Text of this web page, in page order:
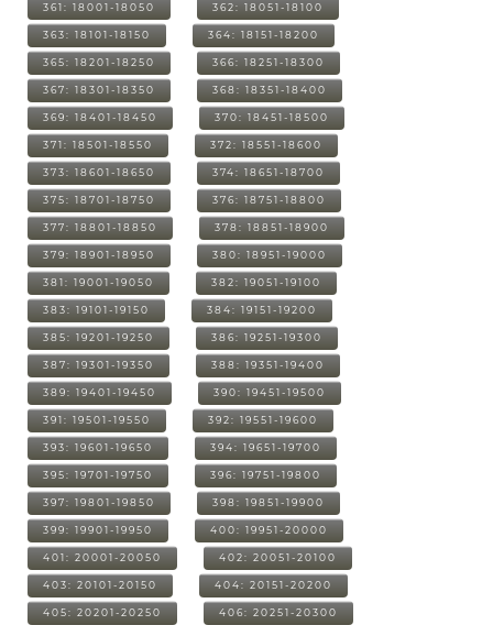
361: 18001-18050 362: 18051-18100
363: 18101-18150 364: 18151-18200
365: 18201-18250 366: 18251-18300
367: 18301-18350 368: 18351-18400
369: 18401-18450 370: 18451-18500
371: 18501-18550 372: 18551-18600
373: 18601-18650 374: 18651-18700
375: 18701-18750 376: 18751-18800
377: 18801-18850 378: 18851-18900
379: 18901-18950 380: 18951-19000
381: 19001-19050 382: 19051-19100
383: 19101-19150 384: 19151-19200
385: 19201-19250 386: 19251-19300
387: 19301-19350 388: 19351-19400
389: 19401-19450 390: 19451-19500
391: 19501-19550 392: 19551-19600
393: 19601-19650 394: 19651-19700
395: 19701-19750 396: 19751-19800
397: 19801-19850 398: 19851-19900
399: 19901-19950 400: 19951-20000
401: 20001-20050 402: 20051-20100
403: 20101-20150 404: 20151-20200
405: 20201-20250 406: 20251-20300